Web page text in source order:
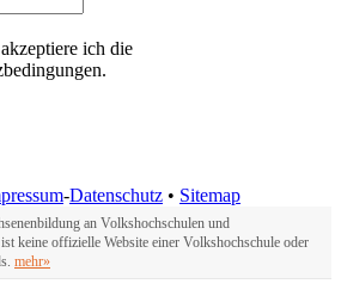
ich die
-Datenschutz • Sitemap
an Volkshochschulen und
keine offizielle Website einer Volkshochschule oder
mehr»